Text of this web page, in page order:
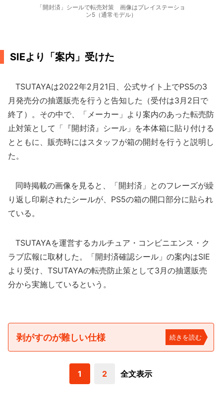
「開封済」シールで転売対策 画像はプレイステーショ
ン5（通常モデル）
SIEより「案内」受けた
TSUTAYAは2022年2月21日、公式サイト上でPS5の3
月発売分の抽選販売を行うと告知した（受付は3月2日で
終了）。その中で、「メーカー」より案内のあった転売防
止対策として「『開封済』シール」を本体箱に貼り付ける
とともに、販売時にはスタッフが箱の開封を行うと説明し
た。
同時掲載の画像を見ると、「開封済」とのフレーズが繰
り返し印刷されたシールが、PS5の箱の開口部分に貼られ
ている。
TSUTAYAを運営するカルチュア・コンビニエンス・ク
ラブ広報に取材した。「開封済確認シール」の案内はSIE
より受け、TSUTAYAの転売防止策として3月の抽選販売
分から実施しているという。
剥がすのが難しい仕様 続きを読む
1 2 全文表示